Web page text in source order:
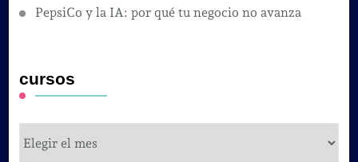
PepsiCo y la IA: por qué tu negocio no avanza
cursos